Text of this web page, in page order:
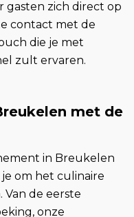
gasten zich direct op
contact met de
die je met
zult ervaren.
met de
in Breukelen
om het culinaire
Van de eerste
onze